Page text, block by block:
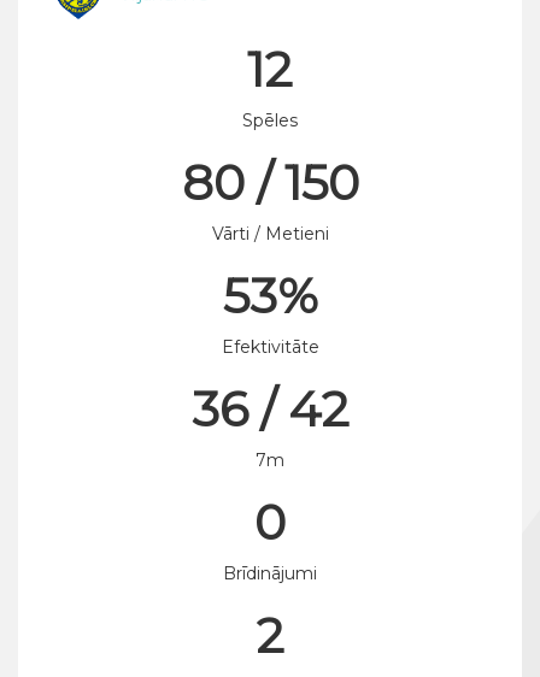
12
Spēles
80 / 150
Vārti / Metieni
53%
Efektivitāte
36 / 42
7m
0
Brīdinājumi
2